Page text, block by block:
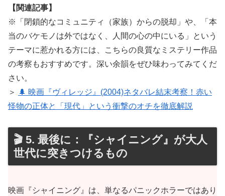
【関連記事】
※「閉鎖的なコミュニティ（家族）からの脱却」や、「本
当のバケモノは外ではなく、人間の心の中にいる」という
テーマに惹かれる方には、こちらの良質なミステリー作品
の考察もおすすめです。深い余韻をぜひ味わってみてくだ
さい。
＞
🌲 映画『ヴィレッジ』(2004)ネタバレ結末考察！赤い
怪物の正体と「現代」という衝撃のオチを徹底解説
🎬 5. 最後に：『シャイニング』が大人
世代に突きつけるもの
映画『シャイニング』は、単なるパニックホラーではあり